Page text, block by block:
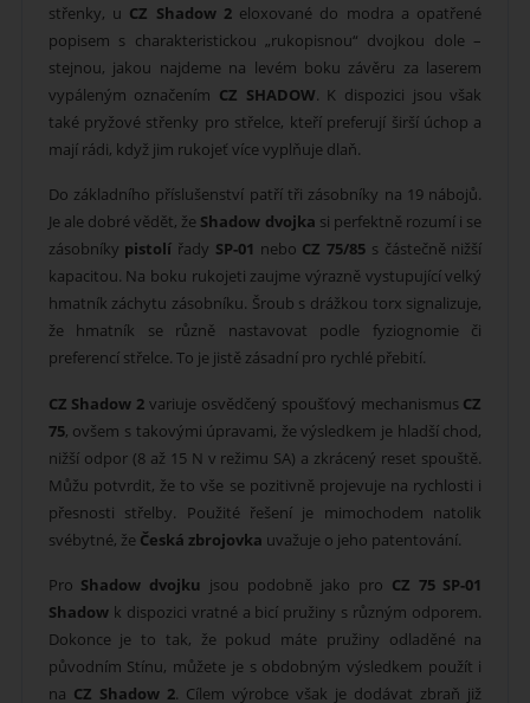
střenky, u CZ Shadow 2eloxované do modra a opatřené
popisem s charakteristickou „rukopisnou“ dvojkou dole –
stejnou, jakou najdeme na levém boku závěru za laserem
vypáleným označením CZ SHADOW. K dispozici jsou však
také pryžové střenky pro střelce, kteří preferují širší úchop a
mají rádi, když jim rukojeť více vyplňuje dlaň.
Do základního příslušenství patří tři zásobníky na 19 nábojů.
Je ale dobré vědět, že Shadow dvojka si perfektně rozumí i se
zásobníky pistolí řady SP-01 nebo CZ 75/85 s částečně nižší
kapacitou. Na boku rukojeti zaujme výrazně vystupující velký
hmatník záchytu zásobníku. Šroub s drážkou torx signalizuje,
že hmatník se různě nastavovat podle fyziognomie či
preferencí střelce. To je jistě zásadní pro rychlé přebití.
CZ Shadow 2 variuje osvědčený spoušťový mechanismus CZ
75, ovšem s takovými úpravami, že výsledkem je hladší chod,
nižší odpor (8 až 15 N v režimu SA) a zkrácený reset spouště.
Můžu potvrdit, že to vše se pozitivně projevuje na rychlosti i
přesnosti střelby. Použité řešení je mimochodem natolik
svébytné, že Česká zbrojovka uvažuje o jeho patentování.
Pro Shadow dvojku jsou podobně jako pro CZ 75 SP-01
Shadowk dispozici vratné a bicí pružiny s různým odporem.
Dokonce je to tak, že pokud máte pružiny odladěné na
původním Stínu, můžete je s obdobným výsledkem použít i
na CZ Shadow 2. Cílem výrobce však je dodávat zbraň již